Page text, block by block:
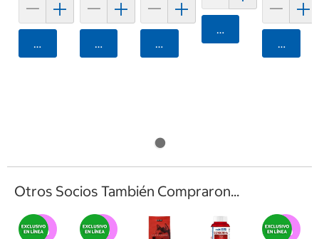
Agregar Agregar Agregar
Agregar
Otros Socios También Compraron...